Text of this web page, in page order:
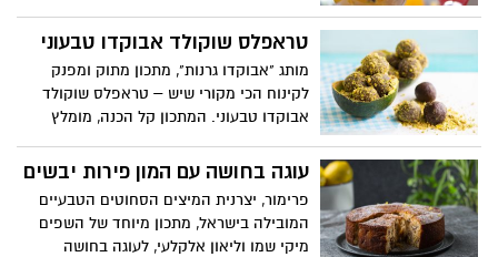
התה והחליטות הבינלאומי פומפדור מבית
טיקנה(TEEAKNNE), מציע מתכון מנצח
חליטות קרות: COOL SANSATION היחידה
בישראל המיועדת להכנת תה קר ומוצעת
בטעמים אקזוטים של תות שדה-תפוז,
מוחיטו-פירות יער ואפרסק-פסיפלורה, עם כל
היתרונות הבריאותיים: ללא קפאין, ללא
קלוריות וללא סוכר.
טראפלס שוקולד אבוקדו טבעוני
מותג "אבוקדו גרנות", מתכון מתוק ומפנק
לקינוח הכי מקורי שיש – טראפלס שוקולד
אבוקדו טבעוני. המתכון קל הכנה, מומלץ
בחופשת הקיץ וליהנות מפינוק מתוק, טעים
ומיוחד, בעל ערכים תזונתיים נפלאים של פרי
האבוקדו. קיץ שמח ומהנה
עוגה בחושה עם המון פירות יבשים
פרימור, יצרנית המיצים הסחוטים הטבעיים
המובילה בישראל, מתכון מיוחד של השפים
מיקי שמו וליאון אלקלעי, לעוגה בחושה